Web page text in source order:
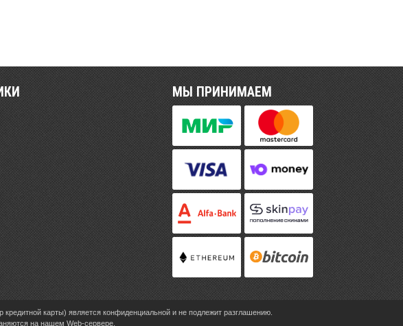
МЫ ПРИНИМАЕМ
карты) является конфиденциальной и не подлежит разглашению.
на нашем Web-сервере.